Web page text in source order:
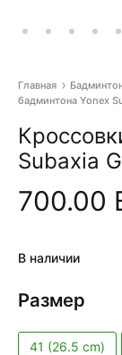
Главная
бадминтона Yonex
Subaxia
700.00
В наличии
Размер
41 (26.5 cm)